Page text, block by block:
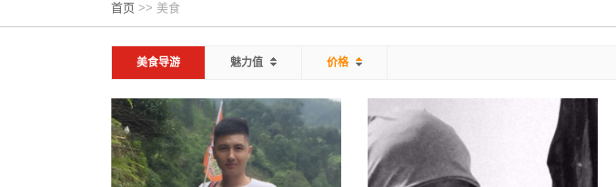
首页 >> 美食
美食导游 魅力值 价格